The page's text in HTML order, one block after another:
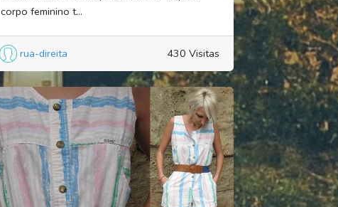
corpo feminino t...
rua-direita 430 Visitas